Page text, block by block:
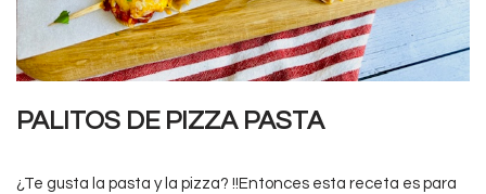
PALITOS DE PIZZA PASTA
¿Te gusta la pasta y la pizza? !!Entonces esta receta es para